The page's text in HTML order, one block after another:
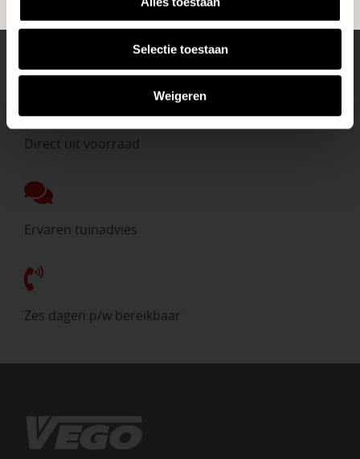
Selectie toestaan
Weigeren
Eigen bezorgdienst
Direct uit voorraad
Ervaren tuinadvies
Zes dagen p/w bereikbaar